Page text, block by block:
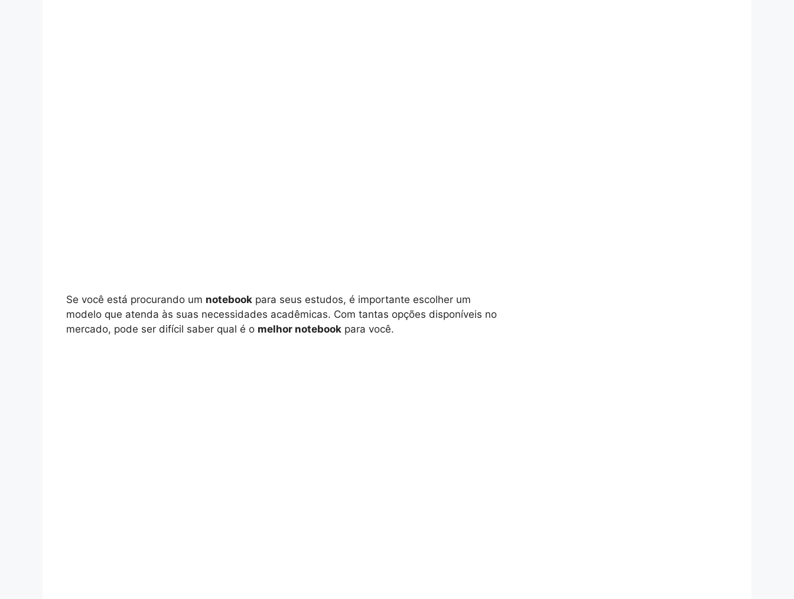
Se você está procurando um notebook para seus estudos, é importante escolher um
modelo que atenda às suas necessidades acadêmicas. Com tantas opções disponíveis no
mercado, pode ser difícil saber qual é o melhor notebook para você.